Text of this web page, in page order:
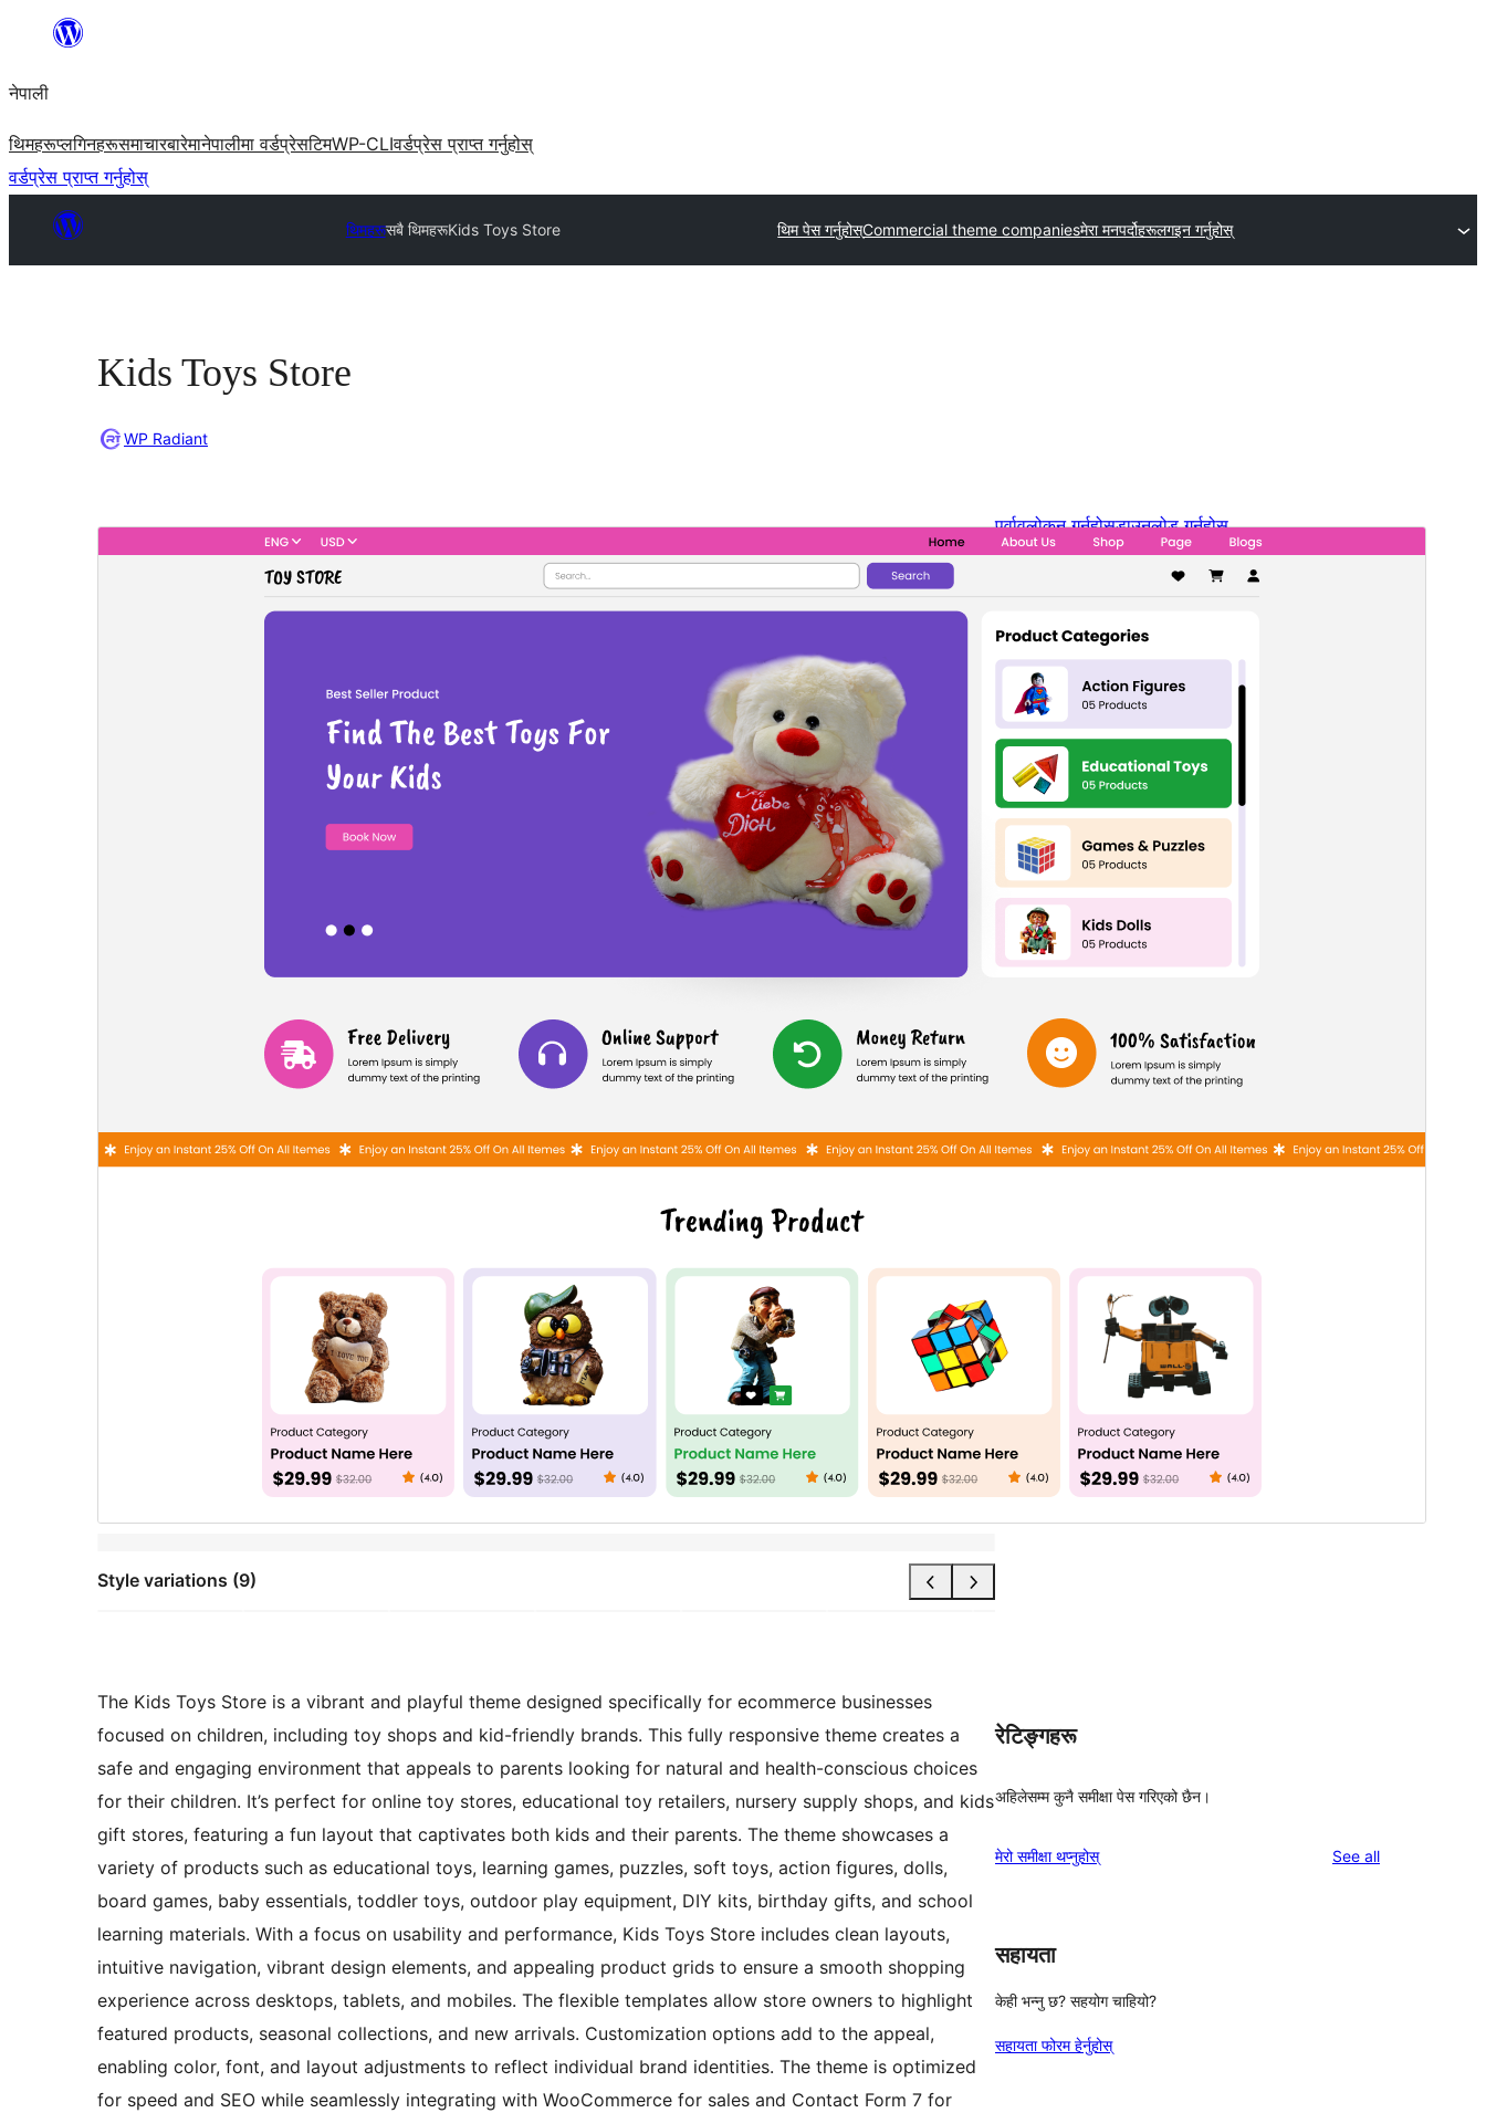
सामग्रीमा
नेपाली
थिमहरूप्लगिनहरूसमाचारबारेमानेपालीमा वर्डप्रेसटिमWP-CLIवर्डप्रेस प्राप्त गर्नुहोस्
वर्डप्रेस प्राप्त गर्नुहोस्
थिमहरूसबै थिमहरूKids Toys Store थिम पेस गर्नुहोस्Commercial theme companiesमेरा मनपर्दोहरूलगइन गर्नुहोस्
Kids Toys Store
WP Radiant
Style variations (9)
पूर्वावलोकन गर्नुहोस्डाउनलोड गर्नुहोस्
PHP संस्करण
थिम गृहपृष्ठ
The Kids Toys Store is a vibrant and playful theme designed specifically for ecommerce businesses
focused on children, including toy shops and kid-friendly brands. This fully responsive theme creates a
safe and engaging environment that appeals to parents looking for natural and health-conscious choices
for their children. It’s perfect for online toy stores, educational toy retailers, nursery supply shops, and kids
gift stores, featuring a fun layout that captivates both kids and their parents. The theme showcases a
variety of products such as educational toys, learning games, puzzles, soft toys, action figures, dolls,
board games, baby essentials, toddler toys, outdoor play equipment, DIY kits, birthday gifts, and school
learning materials. With a focus on usability and performance, Kids Toys Store includes clean layouts,
intuitive navigation, vibrant design elements, and appealing product grids to ensure a smooth shopping
experience across desktops, tablets, and mobiles. The flexible templates allow store owners to highlight
featured products, seasonal collections, and new arrivals. Customization options add to the appeal,
enabling color, font, and layout adjustments to reflect individual brand identities. The theme is optimized
for speed and SEO while seamlessly integrating with WooCommerce for sales and Contact Form 7 for
रेटिङ्गहरू
अहिलेसम्म कुनै समीक्षा पेस गरिएको छैन।
मेरो समीक्षा थप्नुहोस् See allreviews
सहायता
केही भन्नु छ? सहयोग चाहियो?
सहायता फोरम हेर्नुहोस्